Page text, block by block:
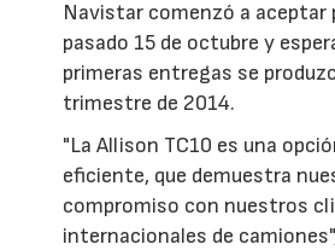
Navistar comenzó a aceptar
pasado 15 de octubre y
primeras entregas se
trimestre de 2014.
"La Allison TC10 es una
eficiente, que demuestra
compromiso con nuestros
internacionales de